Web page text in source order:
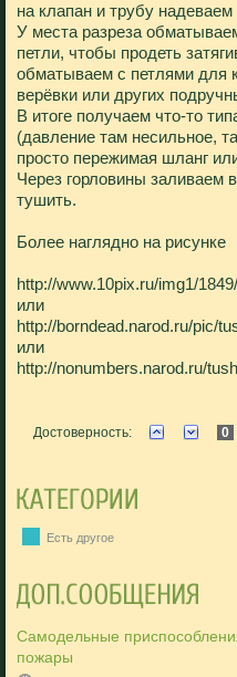
на клапан и трубу
У места разреза
петли, чтобы продеть
обматываем с петлями для
верёвки или других
В итоге получаем что-то
(давление там несильное,
просто пережимая шланг
Через горловины заливаем
тушить.
Более наглядно на рисунке
http://www.10pix.ru/img1/
или
http://borndead.narod.ru/pic/
или
http://nonumbers.narod.ru/
Достоверность: 0
Есть другое
Самодельные
пожары